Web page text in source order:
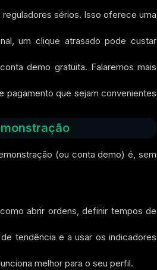
sérios. Isso oferece uma
um clique atrasado pode custar
demo gratuita. Falaremos mais
que sejam convenientes
(ou conta demo) é, sem
abrir ordens, definir tempos de
tendência e a usar os indicadores
melhor para o seu perfil.